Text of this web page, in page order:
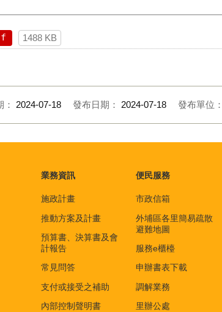
1488 KB
： 2024-07-18 發布日期： 2024-07-18 發布單位：
業務資訊
施政計畫
推動方案及計畫
預算書、決算書及會
計報告
常見問答
支付或接受之補助
內部控制聲明書
便民服務
市政信箱
外埔區各里簡易疏散
避難地圖
服務e櫃檯
申辦書表下載
調解業務
里辦公處